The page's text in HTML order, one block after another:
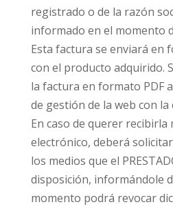
registrado o de la razón
informado en el momento
Esta factura se enviará en
con el producto adquirido.
la factura en formato PDF
de gestión de la web con
En caso de querer
electrónico, deberá
los medios que el
disposición, informándole
momento podrá revocar